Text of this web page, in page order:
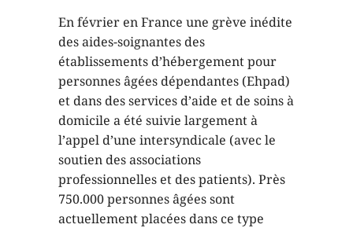
En février en France une grève inédite
des aides-soignantes des
établissements d’hébergement pour
personnes âgées dépendantes (Ehpad)
et dans des services d’aide et de soins à
domicile a été suivie largement à
l’appel d’une intersyndicale (avec le
soutien des associations
professionnelles et des patients). Près
750.000 personnes âgées sont
actuellement placées dans ce type